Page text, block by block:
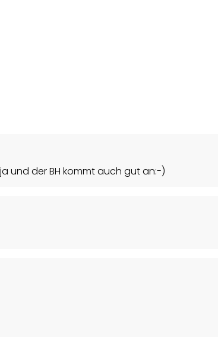
und der BH kommt auch gut an:-)